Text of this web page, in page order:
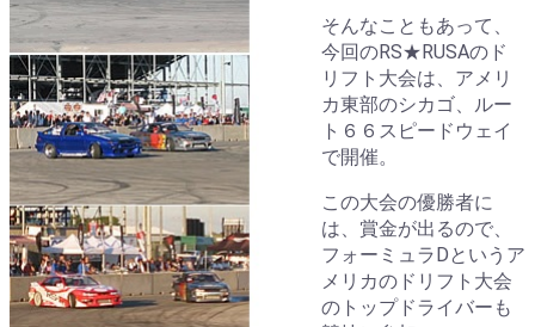
そんなこともあって、
今回のRS★RUSAのド
リフト大会は、アメリ
カ東部のシカゴ、ルー
ト６６スピードウェイ
で開催。
この大会の優勝者に
は、賞金が出るので、
フォーミュラDというア
メリカのドリフト大会
のトップドライバーも